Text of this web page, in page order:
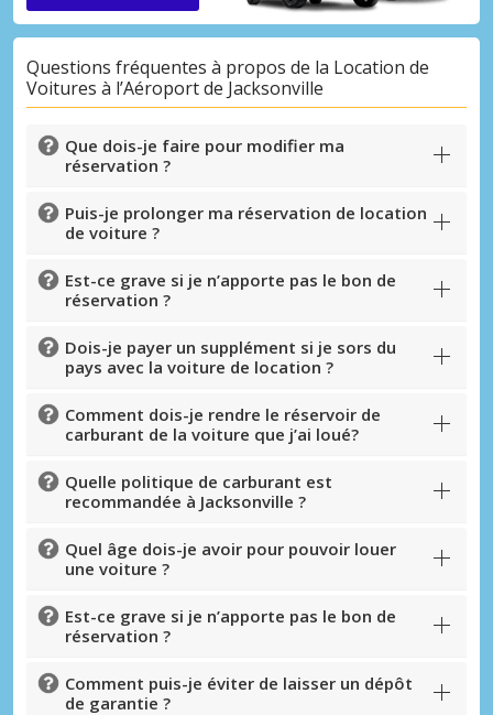
Questions fréquentes à propos de la Location de
Voitures à l’Aéroport de Jacksonville
Que dois-je faire pour modifier ma
réservation ?
Puis-je prolonger ma réservation de location
de voiture ?
Est-ce grave si je n’apporte pas le bon de
réservation ?
Dois-je payer un supplément si je sors du
pays avec la voiture de location ?
Comment dois-je rendre le réservoir de
carburant de la voiture que j’ai loué?
Quelle politique de carburant est
recommandée à Jacksonville ?
Quel âge dois-je avoir pour pouvoir louer
une voiture ?
Est-ce grave si je n’apporte pas le bon de
réservation ?
Comment puis-je éviter de laisser un dépôt
de garantie ?